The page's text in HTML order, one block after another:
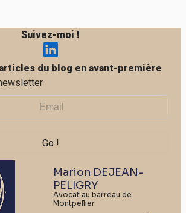
Suivez-moi !
du blog en avant-première
Marion DEJEAN-
PELIGRY
Avocat au barreau de
Montpellier